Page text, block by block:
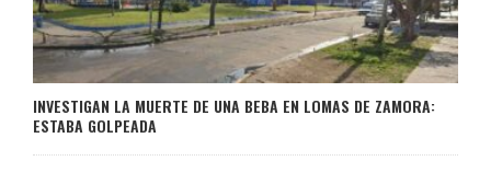
INVESTIGAN LA MUERTE DE UNA BEBA EN LOMAS DE ZAMORA:
ESTABA GOLPEADA